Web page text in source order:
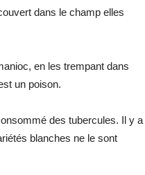
dans le champ elles
en les trempant dans
un poison.
des tubercules. Il y a
blanches ne le sont